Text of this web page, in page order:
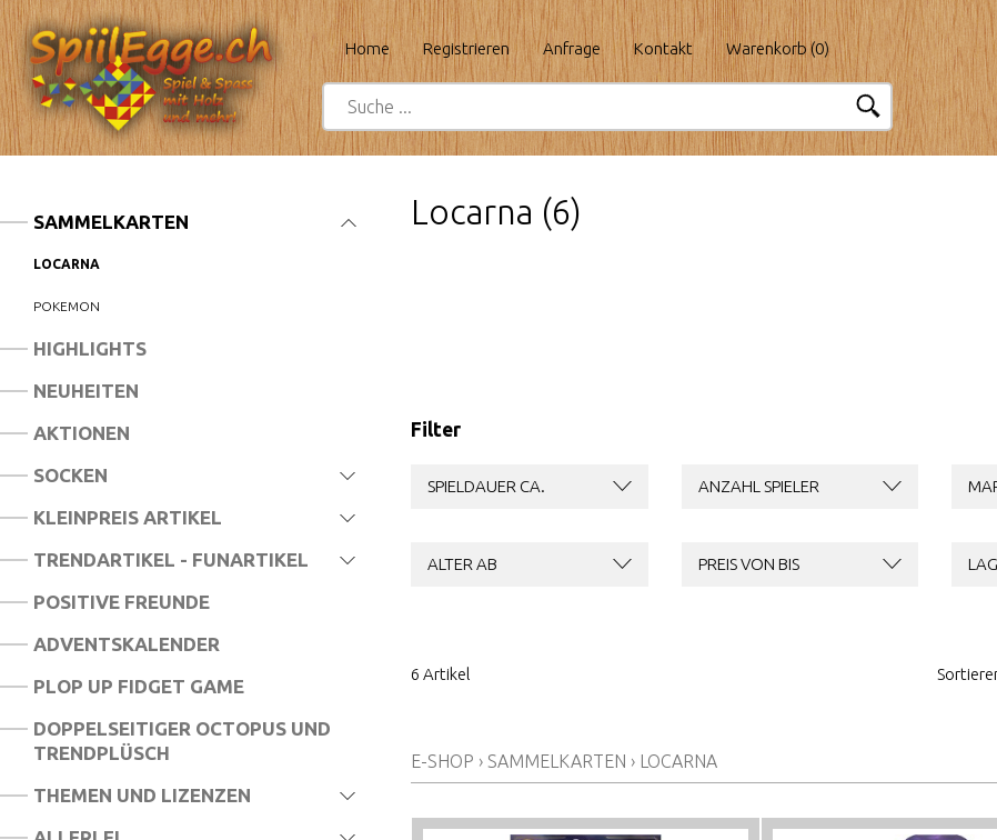
Home Registrieren Anfrage Kontakt Warenkorb (0)
HIGHLIGHTS
NEUHEITEN
AKTIONEN
SOCKEN
KLEINPREIS ARTIKEL
TRENDARTIKEL - FUNARTIKEL
POSITIVE FREUNDE
ADVENTSKALENDER
PLOP UP FIDGET GAME
DOPPELSEITIGER OCTOPUS UND
TRENDPLÜSCH
THEMEN UND LIZENZEN
SAMMELKARTEN
LOCARNA
POKEMON
Locarna (6)
Filter
SPIELDAUER CA. ANZAHL SPIELER
ALTER AB PREIS VON BIS
6 Artikel
E-SHOP › SAMMELKARTEN › LOCARNA